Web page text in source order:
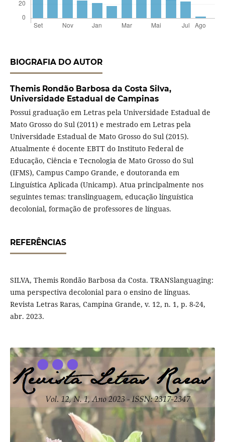
BIOGRAFIA DO AUTOR
Themis Rondão Barbosa da Costa Silva,
Universidade Estadual de Campinas
Possui graduação em Letras pela Universidade Estadual de
Mato Grosso do Sul (2011) e mestrado em Letras pela
Universidade Estadual de Mato Grosso do Sul (2015).
Atualmente é docente EBTT do Instituto Federal de
Educação, Ciência e Tecnologia de Mato Grosso do Sul
(IFMS), Campus Campo Grande, e doutoranda em
Linguística Aplicada (Unicamp). Atua principalmente nos
seguintes temas: translinguagem, educação línguística
decolonial, formação de professores de línguas.
REFERÊNCIAS
SILVA, Themis Rondão Barbosa da Costa. TRANSlanguaging:
uma perspectiva decolonial para o ensino de línguas.
Revista Letras Raras, Campina Grande, v. 12, n. 1, p. 8-24,
abr. 2023.